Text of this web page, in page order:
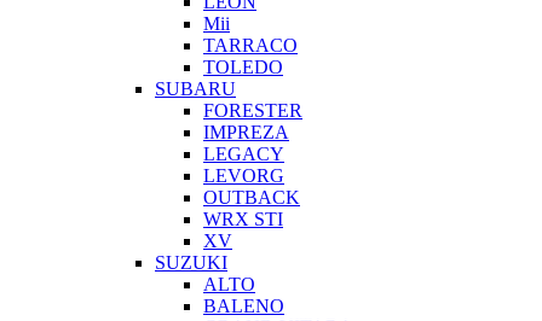
Mii
TARRACO
TOLEDO
SUBARU
FORESTER
IMPREZA
LEGACY
LEVORG
OUTBACK
WRX STI
XV
SUZUKI
ALTO
BALENO